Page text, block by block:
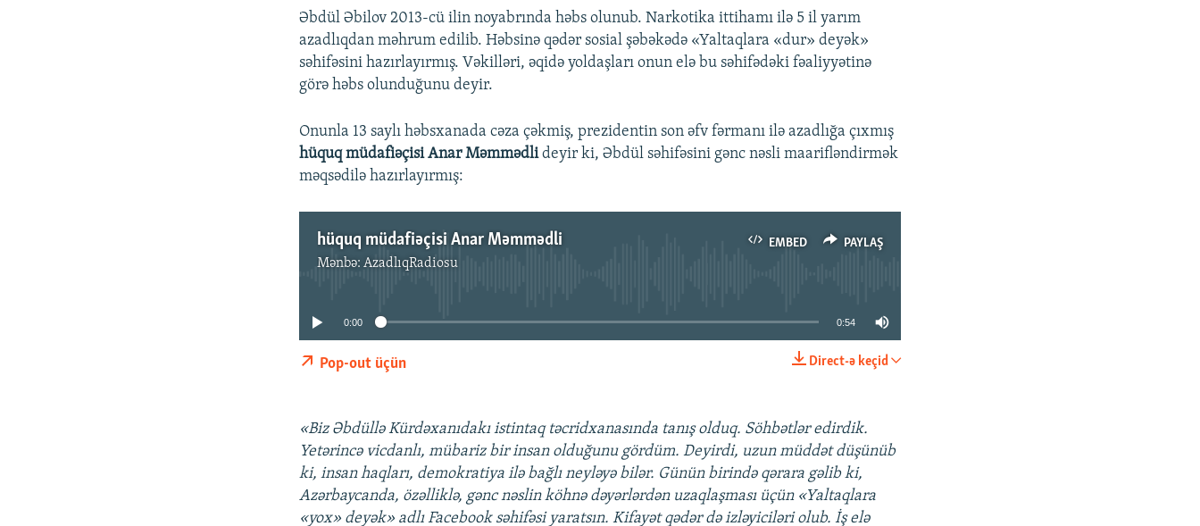
Əbdül Əbilov 2013-cü ilin noyabrında həbs olunub. Narkotika ittihamı ilə 5 il yarım
azadlıqdan məhrum edilib. Həbsinə qədər sosial şəbəkədə «Yaltaqlara «dur» deyək»
səhifəsini hazırlayırmış. Vəkilləri, əqidə yoldaşları onun elə bu səhifədəki fəaliyyətinə
görə həbs olunduğunu deyir.
Onunla 13 saylı həbsxanada cəza çəkmiş, prezidentin son əfv fərmanı ilə azadlığa çıxmış
hüquq müdafiəçisi Anar Məmmədlideyir ki, Əbdül səhifəsini gənc nəsli maarifləndirmək
məqsədilə hazırlayırmış:
EMBED PAYLAŞ
hüquq müdafiəçisi Anar Məmmədli
Mənbə:AzadlıqRadiosu
0:00 0:54
Direct-ə keçid
Pop-out üçün
«Biz Əbdüllə Kürdəxanıdakı istintaq təcridxanasında tanış olduq. Söhbətlər edirdik.
Yetərincə vicdanlı, mübariz bir insan olduğunu gördüm. Deyirdi, uzun müddət düşünüb
ki, insan haqları, demokratiya ilə bağlı neyləyə bilər. Günün birində qərara gəlib ki,
Azərbaycanda, özəlliklə, gənc nəslin köhnə dəyərlərdən uzaqlaşması üçün «Yaltaqlara
«yox» deyək» adlı Facebook səhifəsi yaratsın. Kifayət qədər də izləyiciləri olub. İş elə